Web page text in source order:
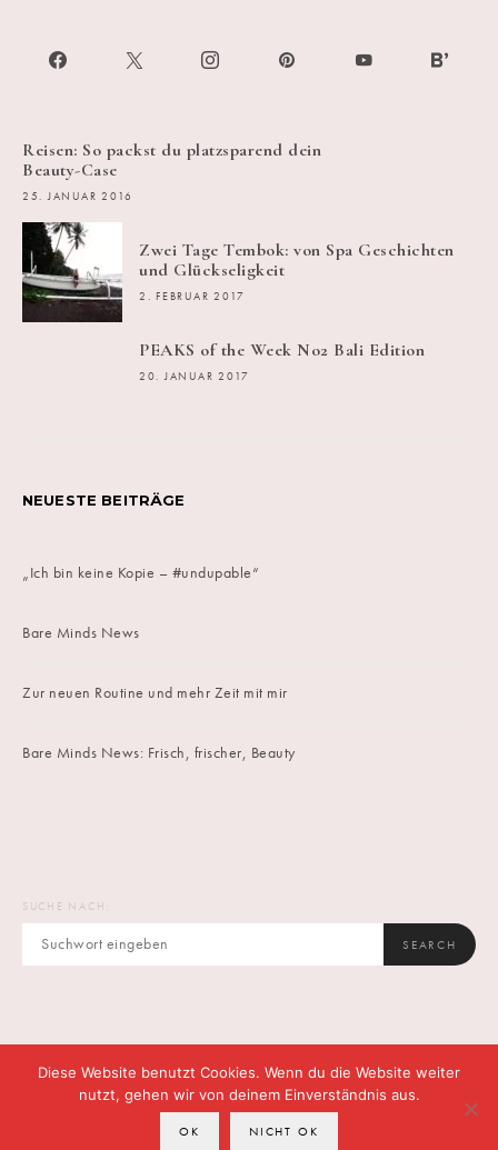
Reisen: So packst du platzsparend dein
Beauty-Case
25. JANUAR 2016
Zwei Tage Tembok: von Spa Geschichten
und Glückseligkeit
2. FEBRUAR 2017
PEAKS of the Week No2 Bali Edition
20. JANUAR 2017
NEUESTE BEITRÄGE
„Ich bin keine Kopie – #undupable“
Bare Minds News
Zur neuen Routine und mehr Zeit mit mir
Bare Minds News: Frisch, frischer, Beauty
SUCHE NACH:
SEARCH
DATENSCHUTZ CONTACT
Diese Website benutzt Cookies. Wenn du die Website weiter
nutzt, gehen wir von deinem Einverständnis aus.
OK NICHT OK